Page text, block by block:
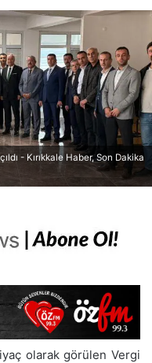
- Kırıkkale Haber, Son Dakika
olarak görülen Vergi